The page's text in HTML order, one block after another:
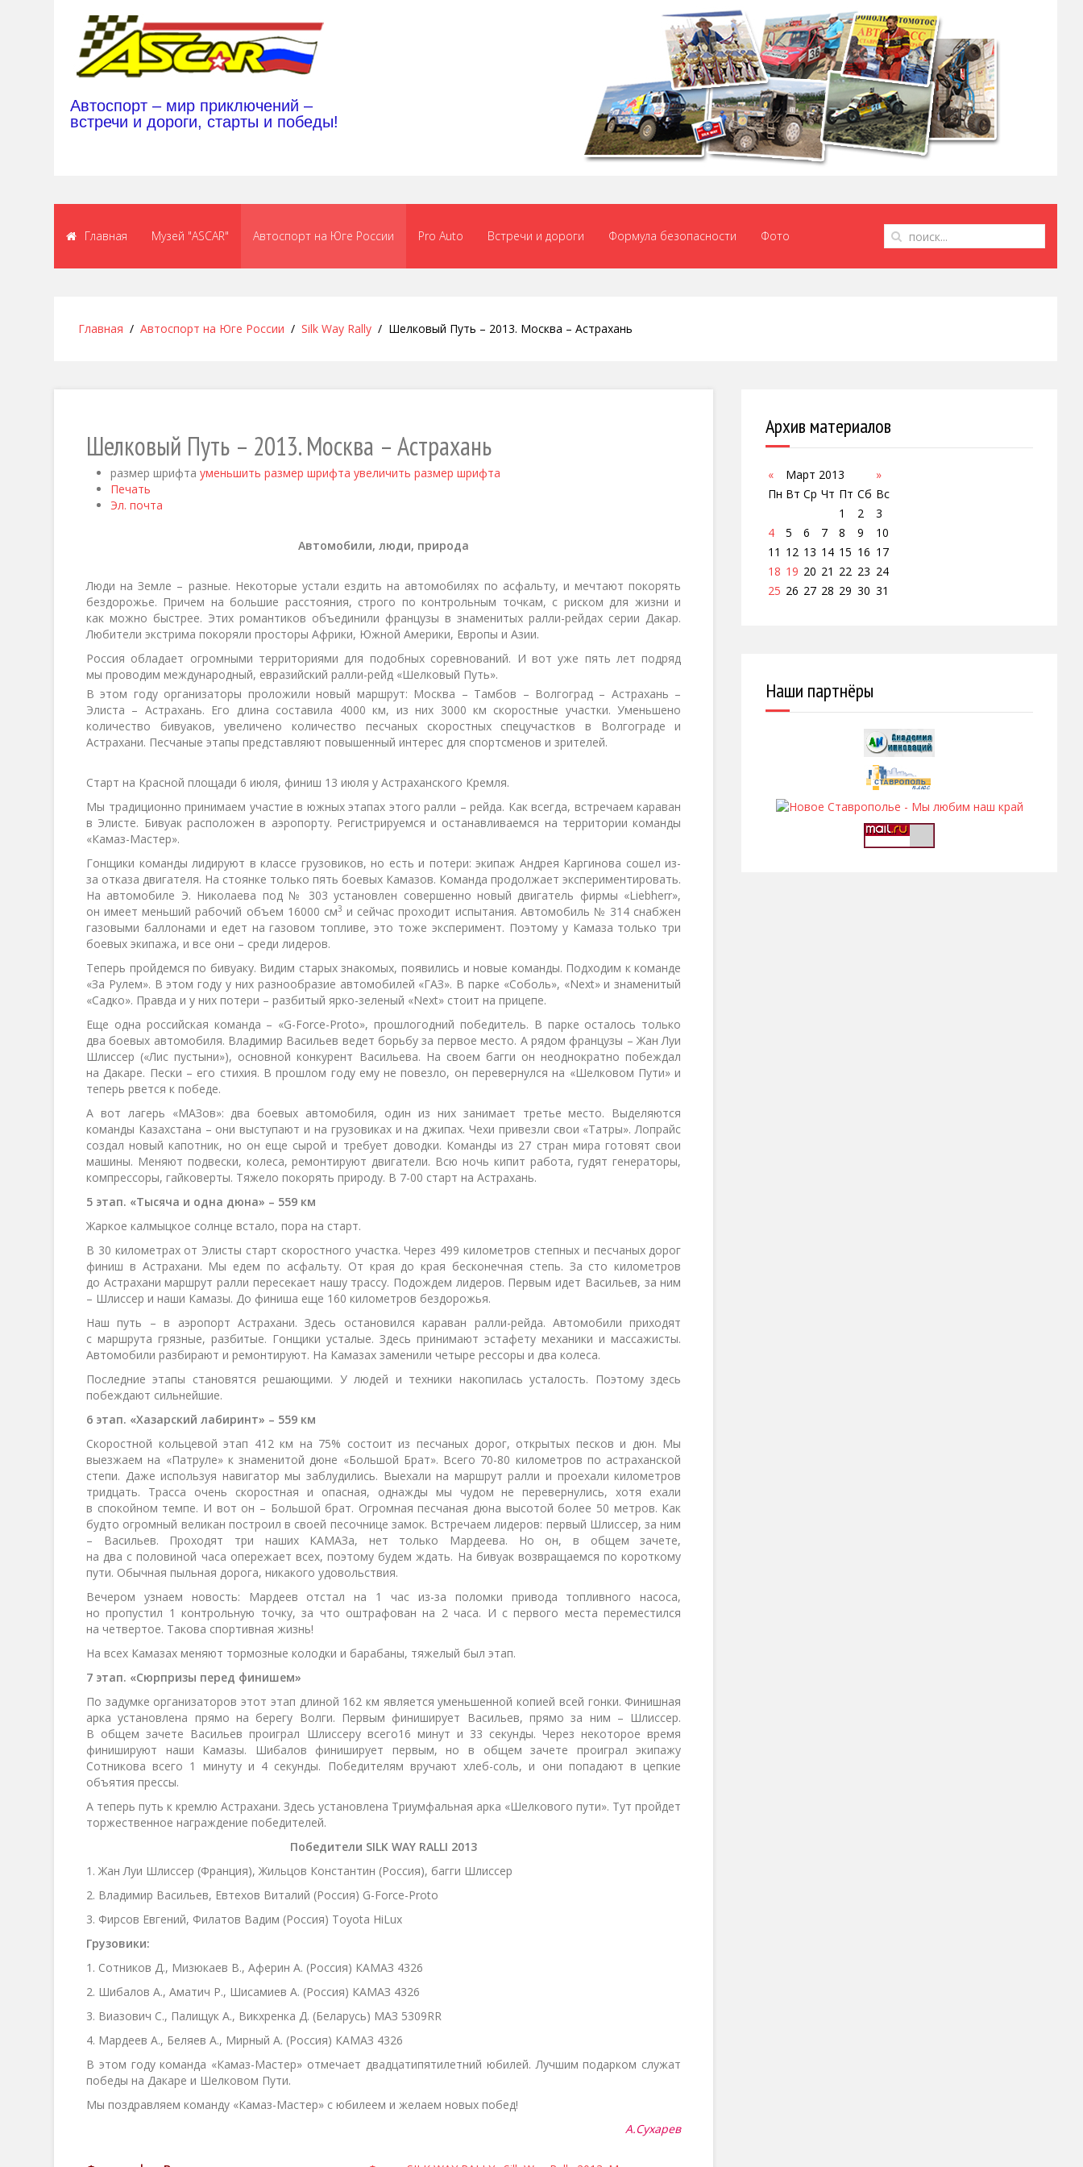
Автоспорт – мир приключений –
встречи и дороги, старты и победы!
Главная Музей "ASCAR" Автоспорт на Юге России Pro Auto Встречи и дороги Формула безопасности Фото
Главная Автоспорт на Юге России Silk Way Rally Шелковый Путь – 2013. Москва – Астрахань
Шелковый Путь – 2013. Москва – Астрахань
размер шрифта уменьшить размер шрифта увеличить размер шрифта
Печать
Эл. почта
Автомобили, люди, природа
Люди на Земле – разные. Некоторые устали ездить на автомобилях по асфальту, и мечтают покорять
бездорожье. Причем на большие расстояния, строго по контрольным точкам, с риском для жизни и
как можно быстрее. Этих романтиков объединили французы в знаменитых ралли-рейдах серии Дакар.
Любители экстрима покоряли просторы Африки, Южной Америки, Европы и Азии.
Россия обладает огромными территориями для подобных соревнований. И вот уже пять лет подряд
мы проводим международный, евразийский ралли-рейд «Шелковый Путь».
В этом году организаторы проложили новый маршрут: Москва – Тамбов – Волгоград – Астрахань –
Элиста – Астрахань. Его длина составила 4000 км, из них 3000 км скоростные участки. Уменьшено
количество бивуаков, увеличено количество песчаных скоростных спецучастков в Волгограде и
Астрахани. Песчаные этапы представляют повышенный интерес для спортсменов и зрителей.
Старт на Красной площади 6 июля, финиш 13 июля у Астраханского Кремля.
Мы традиционно принимаем участие в южных этапах этого ралли – рейда. Как всегда, встречаем караван
в Элисте. Бивуак расположен в аэропорту. Регистрируемся и останавливаемся на территории команды
«Камаз-Мастер».
Гонщики команды лидируют в классе грузовиков, но есть и потери: экипаж Андрея Каргинова сошел из-
за отказа двигателя. На стоянке только пять боевых Камазов. Команда продолжает экспериментировать.
На автомобиле Э. Николаева под № 303 установлен совершенно новый двигатель фирмы «Liebherr»,
он имеет меньший рабочий объем 16000 см3 и сейчас проходит испытания. Автомобиль № 314 снабжен
газовыми баллонами и едет на газовом топливе, это тоже эксперимент. Поэтому у Камаза только три
боевых экипажа, и все они – среди лидеров.
Теперь пройдемся по бивуаку. Видим старых знакомых, появились и новые команды. Подходим к команде
«За Рулем». В этом году у них разнообразие автомобилей «ГАЗ». В парке «Соболь», «Neхt» и знаменитый
«Садко». Правда и у них потери – разбитый ярко-зеленый «Neхt» стоит на прицепе.
Еще одна российская команда – «G-Force-Proto», прошлогодний победитель. В парке осталось только
два боевых автомобиля. Владимир Васильев ведет борьбу за первое место. А рядом французы – Жан Луи
Шлиссер («Лис пустыни»), основной конкурент Васильева. На своем багги он неоднократно побеждал
на Дакаре. Пески – его стихия. В прошлом году ему не повезло, он перевернулся на «Шелковом Пути» и
теперь рвется к победе.
А вот лагерь «МАЗов»: два боевых автомобиля, один из них занимает третье место. Выделяются
команды Казахстана – они выступают и на грузовиках и на джипах. Чехи привезли свои «Татры». Лопрайс
создал новый капотник, но он еще сырой и требует доводки. Команды из 27 стран мира готовят свои
машины. Меняют подвески, колеса, ремонтируют двигатели. Всю ночь кипит работа, гудят генераторы,
компрессоры, гайковерты. Тяжело покорять природу. В 7-00 старт на Астрахань.
5 этап. «Тысяча и одна дюна» – 559 км
Жаркое калмыцкое солнце встало, пора на старт.
В 30 километрах от Элисты старт скоростного участка. Через 499 километров степных и песчаных дорог
финиш в Астрахани. Мы едем по асфальту. От края до края бесконечная степь. За сто километров
до Астрахани маршрут ралли пересекает нашу трассу. Подождем лидеров. Первым идет Васильев, за ним
– Шлиссер и наши Камазы. До финиша еще 160 километров бездорожья.
Наш путь – в аэропорт Астрахани. Здесь остановился караван ралли-рейда. Автомобили приходят
с маршрута грязные, разбитые. Гонщики усталые. Здесь принимают эстафету механики и массажисты.
Автомобили разбирают и ремонтируют. На Камазах заменили четыре рессоры и два колеса.
Последние этапы становятся решающими. У людей и техники накопилась усталость. Поэтому здесь
побеждают сильнейшие.
6 этап. «Хазарский лабиринт» – 559 км
Скоростной кольцевой этап 412 км на 75% состоит из песчаных дорог, открытых песков и дюн. Мы
выезжаем на «Патруле» к знаменитой дюне «Большой Брат». Всего 70-80 километров по астраханской
степи. Даже используя навигатор мы заблудились. Выехали на маршрут ралли и проехали километров
тридцать. Трасса очень скоростная и опасная, однажды мы чудом не перевернулись, хотя ехали
в спокойном темпе. И вот он – Большой брат. Огромная песчаная дюна высотой более 50 метров. Как
будто огромный великан построил в своей песочнице замок. Встречаем лидеров: первый Шлиссер, за ним
– Васильев. Проходят три наших КАМАЗа, нет только Мардеева. Но он, в общем зачете,
на два с половиной часа опережает всех, поэтому будем ждать. На бивуак возвращаемся по короткому
пути. Обычная пыльная дорога, никакого удовольствия.
Вечером узнаем новость: Мардеев отстал на 1 час из-за поломки привода топливного насоса,
но пропустил 1 контрольную точку, за что оштрафован на 2 часа. И с первого места переместился
на четвертое. Такова спортивная жизнь!
На всех Камазах меняют тормозные колодки и барабаны, тяжелый был этап.
7 этап. «Сюрпризы перед финишем»
По задумке организаторов этот этап длиной 162 км является уменьшенной копией всей гонки. Финишная
арка установлена прямо на берегу Волги. Первым финиширует Васильев, прямо за ним – Шлиссер.
В общем зачете Васильев проиграл Шлиссеру всего16 минут и 33 секунды. Через некоторое время
финишируют наши Камазы. Шибалов финиширует первым, но в общем зачете проиграл экипажу
Сотникова всего 1 минуту и 4 секунды. Победителям вручают хлеб-соль, и они попадают в цепкие
объятия прессы.
А теперь путь к кремлю Астрахани. Здесь установлена Триумфальная арка «Шелкового пути». Тут пройдет
торжественное награждение победителей.
Победители SILKWAY RALLI 2013
1. Жан Луи Шлиссер (Франция), Жильцов Константин (Россия), багги Шлиссер
2. Владимир Васильев, Евтехов Виталий (Россия) G-Force-Proto
3. Фирсов Евгений, Филатов Вадим (Россия) Toyota HiLux
Грузовики:
1. Сотников Д., Мизюкаев В., Аферин А. (Россия) КАМАЗ 4326
2. Шибалов А., Аматич Р., Шисамиев А. (Россия) КАМАЗ 4326
3. Виазович С., Палищук А., Викхренка Д. (Беларусь) МАЗ 5309RR
4. Мардеев А., Беляев А., Мирный А. (Россия) КАМАЗ 4326
В этом году команда «Камаз-Мастер» отмечает двадцатипятилетний юбилей. Лучшим подарком служат
победы на Дакаре и Шелковом Пути.
Мы поздравляем команду «Камаз-Мастер» с юбилеем и желаем новых побед!
А.Сухарев
Архив материалов
« Март 2013
»
Пн Вт Ср Чт Пт Сб Вс
1
2
3
4
5 6 7 8 9
10
11 12 13 14 15 16 17
18 19 20 21 22 23 24
25 26 27 28 29 30 31
Наши партнёры